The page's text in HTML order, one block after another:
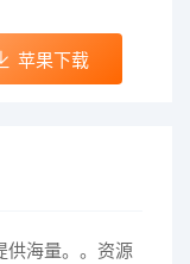
苹果下载
供海量。。资源